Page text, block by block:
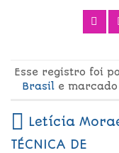
Esse registro foi
Brasile marcado
Letícia
TÉCNICA DE